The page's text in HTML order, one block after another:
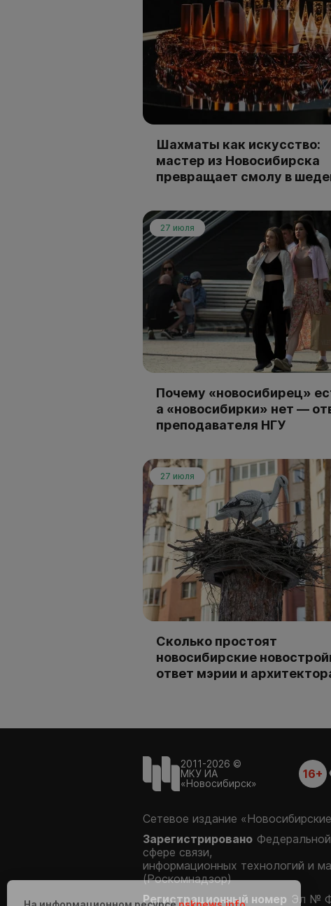
Шахматы как искусство:
мастер из Новосибирска
превращает смолу в
27 июля
Почему «новосибирец»
а «новосибирки» нет —
преподавателя НГУ
27 июля
Сколько простоят
новосибирские
ответ мэрии и
2011-2026 ©
МКУ ИА
«Новосибирск»
16+
Сетевое издание
Зарегистрировано
сфере связи,
информационных технологий и
(Роскомнадзор)
Регистрационный номер Эл №